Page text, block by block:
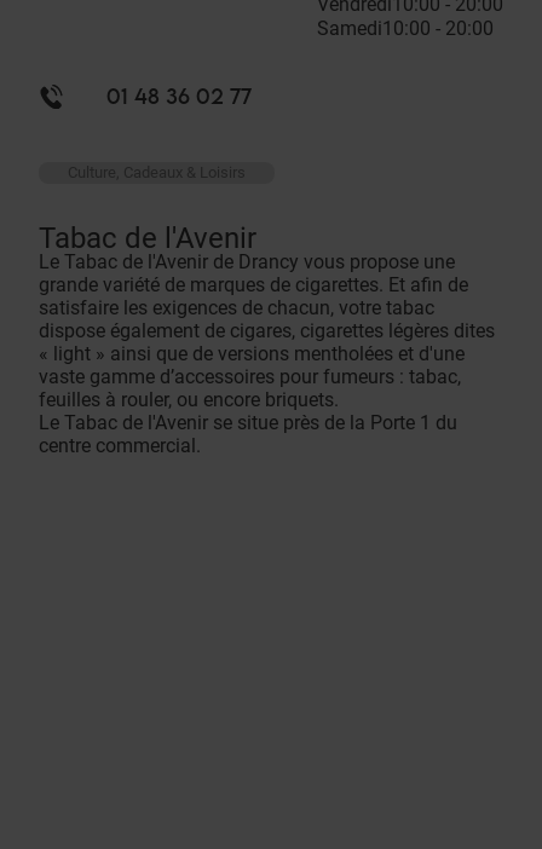
Vendredi10:00 - 20:00
Samedi10:00 - 20:00
01 48 36 02 77
Culture, Cadeaux & Loisirs
Tabac de l'Avenir
Le Tabac de l'Avenir de Drancy vous propose une
grande variété de marques de cigarettes. Et afin de
satisfaire les exigences de chacun, votre tabac
dispose également de cigares, cigarettes légères dites
« light » ainsi que de versions mentholées et d'une
vaste gamme d’accessoires pour fumeurs : tabac,
feuilles à rouler, ou encore briquets.
Le Tabac de l'Avenir se situe près de la Porte 1 du
centre commercial.